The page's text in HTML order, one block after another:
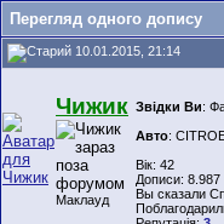
Перегляд одного допису
10.01.2015, 21:14
Чижик
Маклауд
Звідки Ви:
Авто:
Вік: 42
Дописи: 8.987
Вы сказали